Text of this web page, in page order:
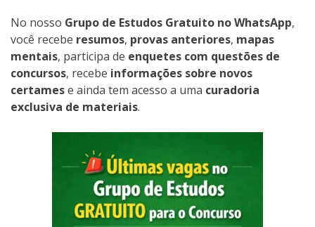
No nosso Grupo de Estudos Gratuito no WhatsApp,
você recebe resumos, provas anteriores, mapas
mentais, participa de enquetes com questões de
concursos, recebe informações sobre novos
certamese ainda tem acesso a uma curadoria
exclusiva de materiais.